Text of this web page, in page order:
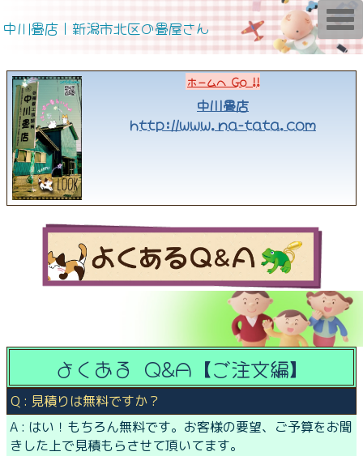
中川畳店｜新潟市北区の畳屋さん
ホームへ Go !!
中川畳店
http://www.na-tata.com
よくある Q&A【ご注文編】
Q : 見積りは無料ですか？
A : はい！もちろん無料です。お客様の要望、ご予算をお聞
きした上で見積もらさせて頂いてます。
T
o
g
g
e